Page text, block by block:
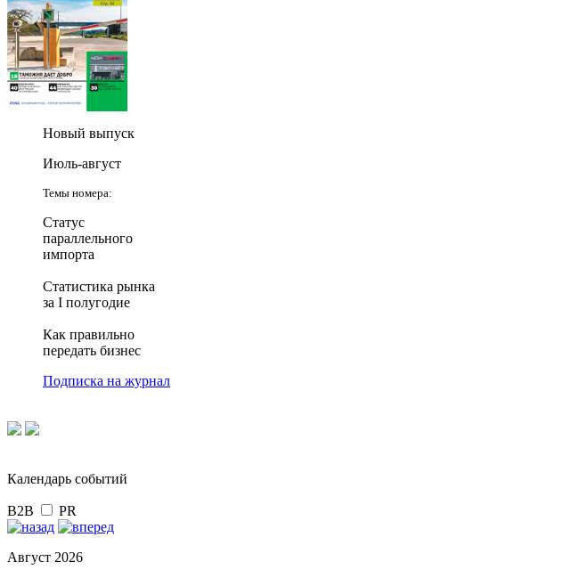
Новый выпуск
Июль-август
Темы номера:
Статус
параллельного
импорта
Статистика рынка
за I полугодие
Как правильно
передать бизнес
Подписка на журнал
Календарь событий
B2B PR
Август 2026